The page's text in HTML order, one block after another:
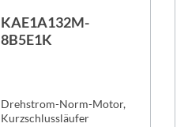
KAE1A132M-
8B5E1K
Drehstrom-Norm-Motor,
Kurzschlussläufer